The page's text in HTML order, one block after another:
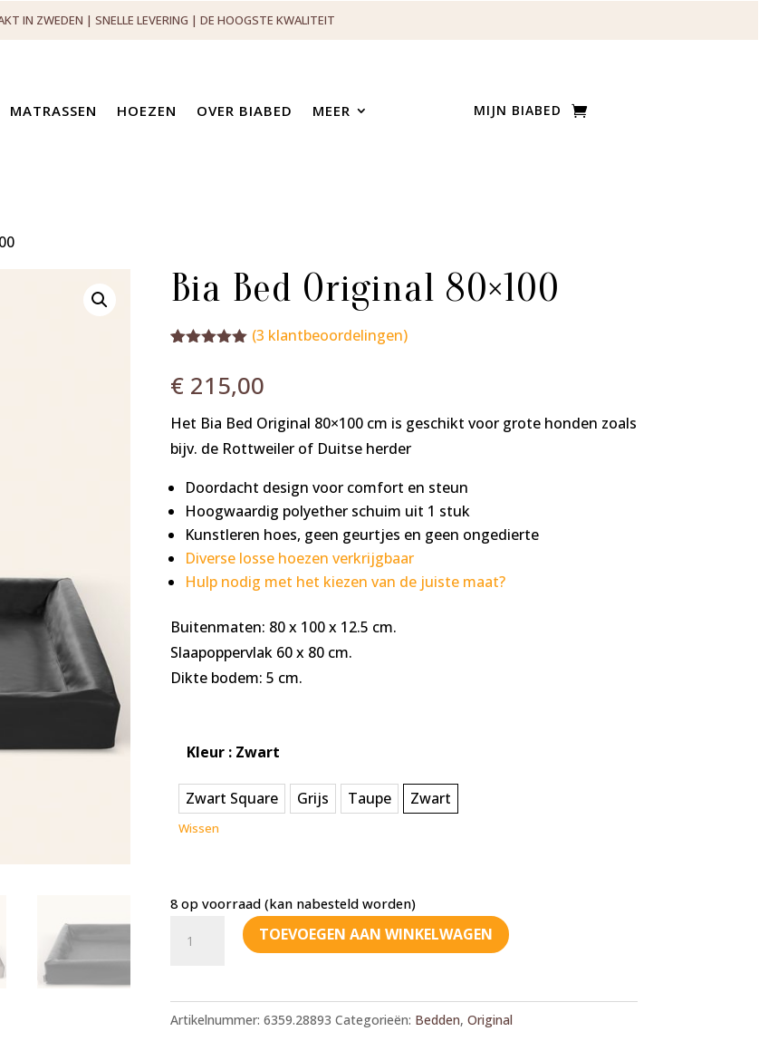
IN ZWEDEN | SNELLE LEVERING | DE HOOGSTE KWALITEIT
MATRASSEN HOEZEN OVER BIABED MEER MIJN BIABED
Bia Bed Original 80×100
gebaseerd
klantbeoordel
ingen
(3 klantbeoordelingen)
€215,00
Het Bia Bed Original 80×100 cm is geschikt voor grote honden zoals
bijv. de Rottweiler of Duitse herder
Doordacht design voor comfort en steun
Hoogwaardig polyether schuim uit 1 stuk
Kunstleren hoes, geen geurtjes en geen ongedierte
Diverse losse hoezen verkrijgbaar
Hulp nodig met het kiezen van de juiste maat?
Buitenmaten: 80 x 100 x 12.5 cm.
Slaapoppervlak 60 x 80 cm.
Dikte bodem: 5 cm.
Kleur : Zwart
Zwart Square Grijs Taupe Zwart
Wissen
8 op voorraad (kan nabesteld worden)
80x100
aantal
TOEVOEGEN AAN WINKELWAGEN
Artikelnummer: 6359.28893 Categorieën: Bedden, Original